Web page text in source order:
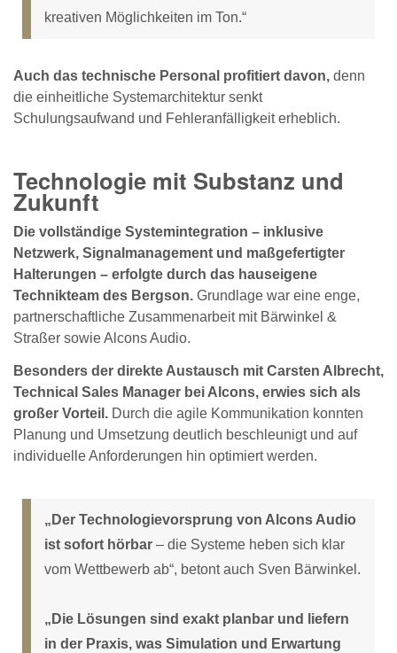
kreativen Möglichkeiten im Ton.“
Auch das technische Personal profitiert davon, denn
die einheitliche Systemarchitektur senkt
Schulungsaufwand und Fehleranfälligkeit erheblich.
Technologie mit Substanz und
Zukunft
Die vollständige Systemintegration – inklusive
Netzwerk, Signalmanagement und maßgefertigter
Halterungen – erfolgte durch das hauseigene
Technikteam des Bergson. Grundlage war eine enge,
partnerschaftliche Zusammenarbeit mit Bärwinkel &
Straßer sowie Alcons Audio.
Besonders der direkte Austausch mit Carsten Albrecht,
Technical Sales Manager bei Alcons, erwies sich als
großer Vorteil. Durch die agile Kommunikation konnten
Planung und Umsetzung deutlich beschleunigt und auf
individuelle Anforderungen hin optimiert werden.
„Der Technologievorsprung von Alcons Audio
ist sofort hörbar – die Systeme heben sich klar
vom Wettbewerb ab“, betont auch Sven Bärwinkel.
„Die Lösungen sind exakt planbar und liefern
in der Praxis, was Simulation und Erwartung